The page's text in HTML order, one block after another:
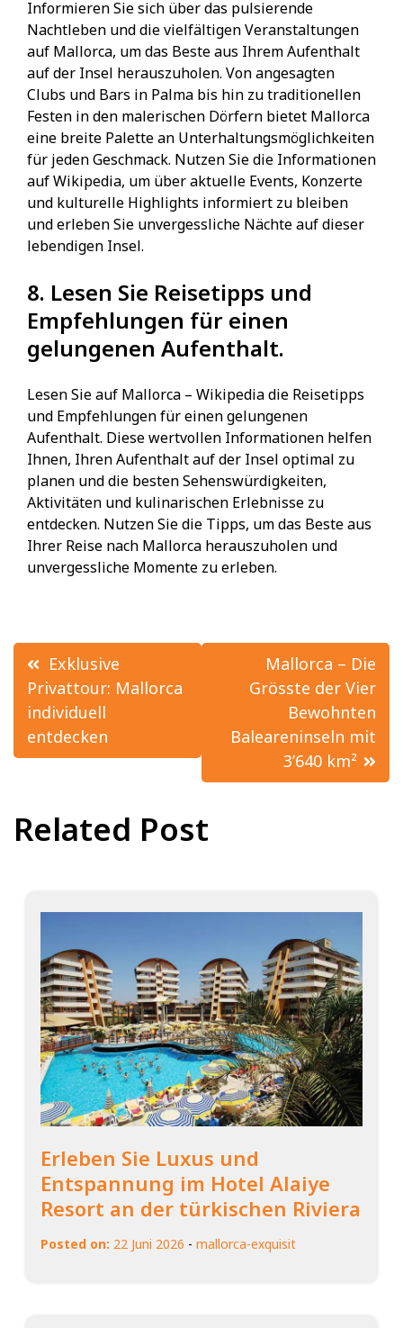
Informieren Sie sich über das pulsierende
Nachtleben und die vielfältigen Veranstaltungen
auf Mallorca, um das Beste aus Ihrem Aufenthalt
auf der Insel herauszuholen. Von angesagten
Clubs und Bars in Palma bis hin zu traditionellen
Festen in den malerischen Dörfern bietet Mallorca
eine breite Palette an Unterhaltungsmöglichkeiten
für jeden Geschmack. Nutzen Sie die Informationen
auf Wikipedia, um über aktuelle Events, Konzerte
und kulturelle Highlights informiert zu bleiben
und erleben Sie unvergessliche Nächte auf dieser
lebendigen Insel.
8. Lesen Sie Reisetipps und
Empfehlungen für einen
gelungenen Aufenthalt.
Lesen Sie auf Mallorca – Wikipedia die Reisetipps
und Empfehlungen für einen gelungenen
Aufenthalt. Diese wertvollen Informationen helfen
Ihnen, Ihren Aufenthalt auf der Insel optimal zu
planen und die besten Sehenswürdigkeiten,
Aktivitäten und kulinarischen Erlebnisse zu
entdecken. Nutzen Sie die Tipps, um das Beste aus
Ihrer Reise nach Mallorca herauszuholen und
unvergessliche Momente zu erleben.
Beitrags-
Navigation
Exklusive
Privattour: Mallorca
individuell
entdecken
Mallorca – Die
Grösste der Vier
Bewohnten
Baleareninseln mit
3’640 km²
Related Post
Erleben Sie Luxus und
Entspannung im Hotel Alaiye
Resort an der türkischen Riviera
Posted on: 22 Juni 2026 - mallorca-exquisit